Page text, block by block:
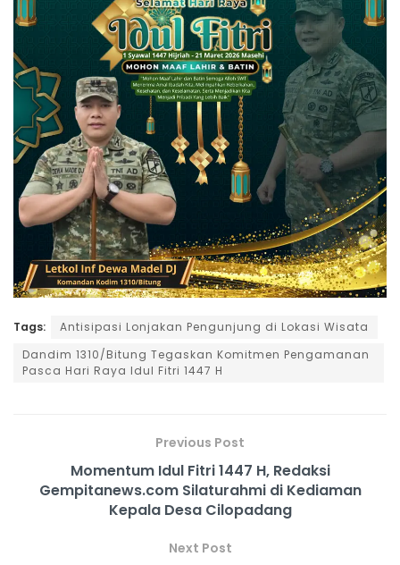
Tags:
Antisipasi Lonjakan Pengunjung di Lokasi Wisata
Dandim 1310/Bitung Tegaskan Komitmen Pengamanan
Pasca Hari Raya Idul Fitri 1447 H
Previous Post
Momentum Idul Fitri 1447 H, Redaksi
Gempitanews.com Silaturahmi di Kediaman
Kepala Desa Cilopadang
Next Post